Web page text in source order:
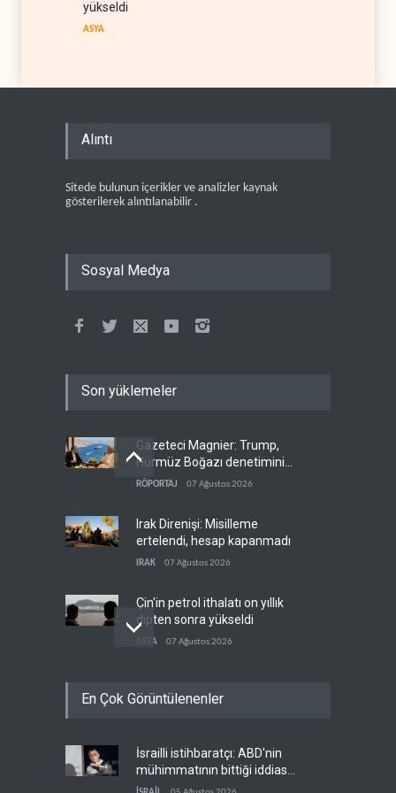
yükseldi
ASYA
Alıntı
Sitede bulunun içerikler ve analizler kaynak
gösterilerek alıntılanabilir .
Sosyal Medya
Son yüklemeler
Gazeteci Magnier: Trump,
Hürmüz Boğazı denetimini
doğrudan İran ve Umman'a
RÖPORTAJ 07 Ağustos 2026
Irak Direnişi: Misilleme
ertelendi, hesap kapanmadı
IRAK 07 Ağustos 2026
Çin'in petrol ithalatı on yıllık
dipten sonra yükseldi
ASYA 07 Ağustos 2026
sonra petrol üretimini rekor
The Telegraph: Hürmüz
anlaşması, İran’ın savaşı
En Çok Görüntülenenler
İsrailli istihbaratçı: ABD'nin
mühimmatının bittiği iddiası
bir iç kavga